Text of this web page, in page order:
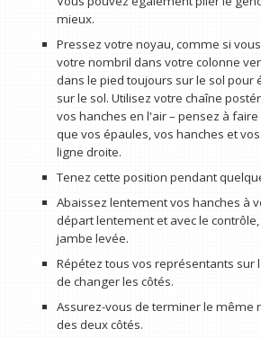
mieux.
Pressez votre noyau, comme si
votre nombril dans votre colonne
dans le pied toujours sur le sol pour
sur le sol. Utilisez votre chaîne
vos hanches en l'air – pensez à
que vos épaules, vos hanches et
ligne droite.
Tenez cette position pendant
Abaissez lentement vos hanches à
départ lentement et avec le
jambe levée.
Répétez tous vos représentants
de changer les côtés.
Assurez-vous de terminer le même
des deux côtés.